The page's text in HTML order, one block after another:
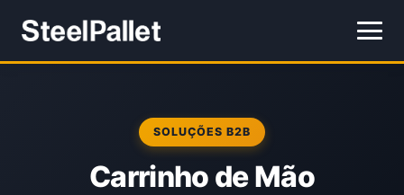
SOLUÇÕES B2B
Carrinho de Mão